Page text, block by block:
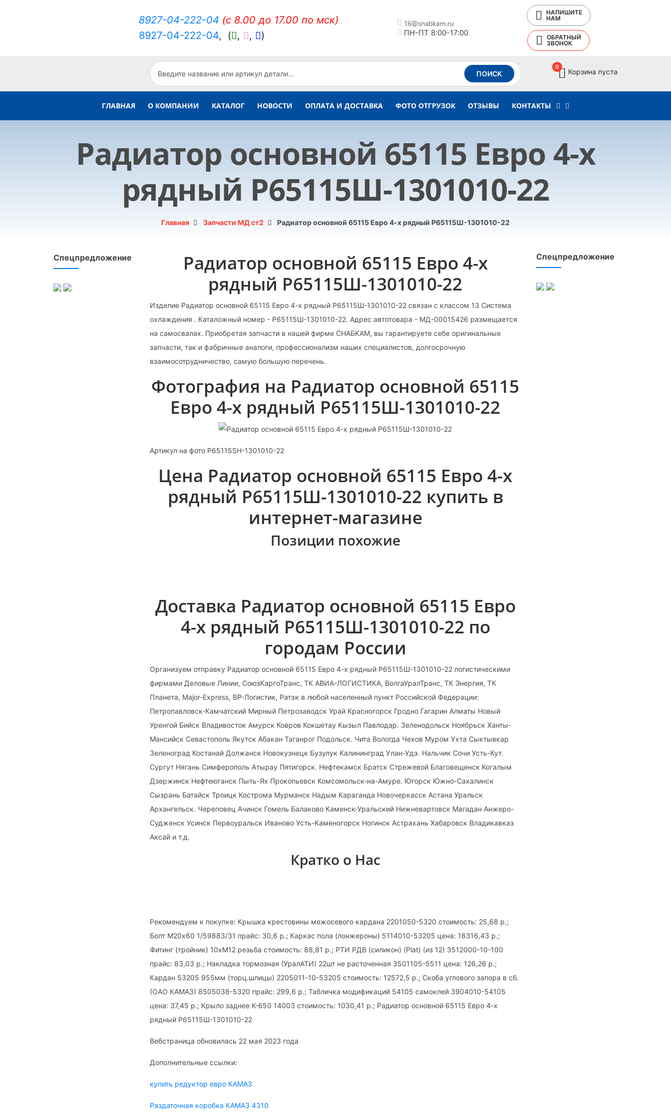
8927-04-222-04 (c 8.00 до 17.00 по мск)
8927-04-222-04, ( , , ) ПН-ПТ 8:00-17:00
НАПИШИТЕ
НАМ
ОБРАТНЫЙ
ЗВОНОК
ПОИСК
0
Корзина пуста
ГЛАВНАЯ О КОМПАНИИ КАТАЛОГ НОВОСТИ ОПЛАТА И ДОСТАВКА ФОТО ОТГРУЗОК ОТЗЫВЫ КОНТАКТЫ
Радиатор основной 65115 Евро 4-х
рядный Р65115Ш-1301010-22
Главная Запчасти МД ст2 Радиатор основной 65115 Евро 4-х рядный Р65115Ш-1301010-22
Спецпредложение
Радиатор основной 65115 Евро 4-х
рядный Р65115Ш-1301010-22
Изделие Радиатор основной 65115 Евро 4-х рядный Р65115Ш-1301010-22 связан с классом 13 Система
охлаждения . Каталожный номер - Р65115Ш-1301010-22. Адрес автотовара - МД-00015426 размещается
на самосвалах. Приобретая запчасти в нашей фирме СНАБКАМ, вы гарантируете себе оригинальные
запчасти, так и фабричные аналоги, профессионализм наших специалистов, долгосрочную
взаимосотрудничество, самую большую перечень.
Фотография на Радиатор основной 65115
Евро 4-х рядный Р65115Ш-1301010-22
Артикул на фото P65115SH-1301010-22
Цена Радиатор основной 65115 Евро 4-х
рядный Р65115Ш-1301010-22 купить в
интернет-магазине
Позиции похожие
Доставка Радиатор основной 65115 Евро
4-х рядный Р65115Ш-1301010-22 по
городам России
Организуем отправку Радиатор основной 65115 Евро 4-х рядный Р65115Ш-1301010-22 логистическими
фирмами Деловые Линии, СоюзКаргоТранс, ТК АВИА-ЛОГИСТИКА, ВолгаУралТранс, ТК Энергия, ТК
Планета, Major-Express, ВР-Логистик, Ратэк в любой населенный пункт Российской Федерации:
Петропавловск-Камчатский Мирный Петрозаводск Урай Красногорск Гродно Гагарин Алматы Новый
Уренгой Бийск Владивосток Амурск Ковров Кокшетау Кызыл Павлодар. Зеленодольск Ноябрьск Ханты-
Мансийск Севастополь Якутск Абакан Таганрог Подольск. Чита Вологда Чехов Муром Ухта Сыктывкар
Зеленоград Костанай Должанск Новокузнецк Бузулук Калининград Улан-Удэ. Нальчик Сочи Усть-Кут.
Сургут Нягань Симферополь Атырау Пятигорск. Нефтекамск Братск Стрежевой Благовещенск Когалым
Дзержинск Нефтеюганск Пыть-Ях Прокопьевск Комсомольск-на-Амуре. Югорск Южно-Сахалинск
Сызрань Батайск Троицк Кострома Мурманск Надым Караганда Новочеркасск Астана Уральск
Архангельск. Череповец Ачинск Гомель Балаково Каменск-Уральский Нижневартовск Магадан Анжеро-
Судженск Усинск Первоуральск Иваново Усть-Каменогорск Ногинск Астрахань Хабаровск Владикавказ
Аксай и т.д.
Кратко о Нас
Рекомендуем к покупке: Крышка крестовины межосевого кардана 2201050-5320 стоимость: 25,68 р.;
Болт М20х60 1/59883/31 прайс: 30,6 р.; Каркас пола (лонжероны) 5114010-53205 цена: 16316,43 р.;
Фитинг (тройник) 10хМ12 резьба стоимость: 88,81 р.; РТИ РДВ (силикон) (Plat) (из 12) 3512000-10-100
прайс: 83,03 р.; Накладка тормозная (УралАТИ) 22шт не расточенная 3501105-5511 цена: 126,26 р.;
Кардан 53205 955мм (торц.шлицы) 2205011-10-53205 стоимость: 12572,5 р.; Скоба углового запора в сб.
(ОАО КАМАЗ) 8505038-5320 прайс: 299,6 р.; Табличка модификаций 54105 самоклей 3904010-54105
цена: 37,45 р.; Крыло заднее К-650 14003 стоимость: 1030,41 р.; Радиатор основной 65115 Евро 4-х
рядный Р65115Ш-1301010-22
Вебстраница обновилась 22 мая 2023 года
Дополнительные ссылки:
купить редуктор евро КАМАЗ
Раздаточная коробка КАМАЗ 4310
Спецпредложение